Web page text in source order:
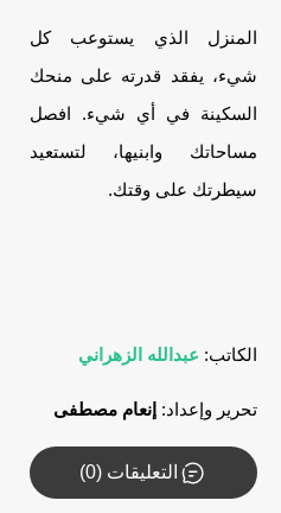
المنزل الذي يستوعب كل
شيء، يفقد قدرته على منحك
السكينة في أي شيء. افصل
مساحاتك وابنيها، لتستعيد
سيطرتك على وقتك.
الكاتب: عبدالله الزهراني
تحرير وإعداد: إنعام مصطفى
التعليقات (0)